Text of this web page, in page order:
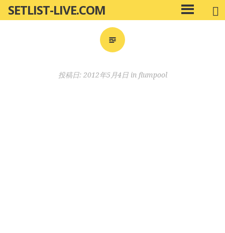
ン
SETLIST-LIVE.COM
メ
イ
投稿日: 2012年5月4日in flumpool